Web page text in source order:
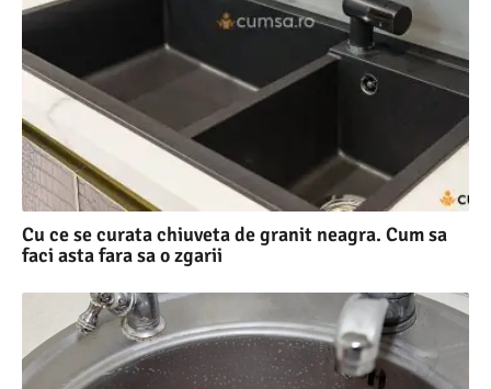
Cu ce se curata chiuveta de granit neagra. Cum sa
faci asta fara sa o zgarii